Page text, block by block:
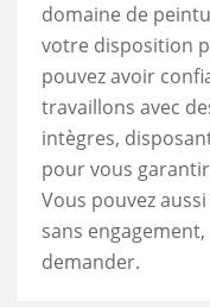
domaine de
votre disposition
pouvez avoir
travaillons avec
intègres,
pour vous
Vous pouvez
sans
demander.